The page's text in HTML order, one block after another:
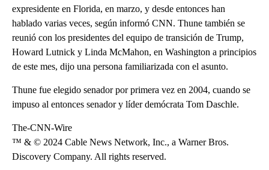
expresidente en Florida, en marzo, y desde entonces han
hablado varias veces, según informó CNN. Thune también se
reunió con los presidentes del equipo de transición de Trump,
Howard Lutnick y Linda McMahon, en Washington a principios
de este mes, dijo una persona familiarizada con el asunto.
Thune fue elegido senador por primera vez en 2004, cuando se
impuso al entonces senador y líder demócrata Tom Daschle.
The-CNN-Wire
™ & © 2024 Cable News Network, Inc., a Warner Bros.
Discovery Company. All rights reserved.